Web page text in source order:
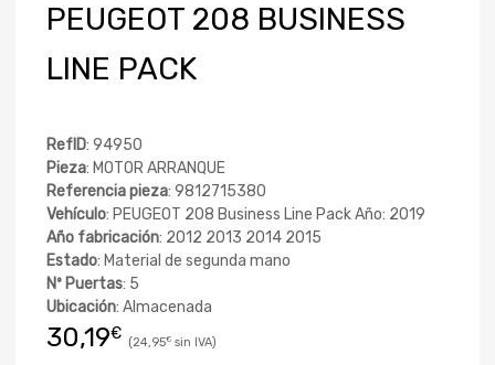
PEUGEOT 208 BUSINESS
LINE PACK
RefID: 94950
Pieza: MOTOR ARRANQUE
Referencia pieza: 9812715380
Vehículo: PEUGEOT 208 Business Line Pack Año: 2019
Año fabricación: 2012 2013 2014 2015
Estado: Material de segunda mano
Nº Puertas: 5
Ubicación: Almacenada
30,19€ 24,95€